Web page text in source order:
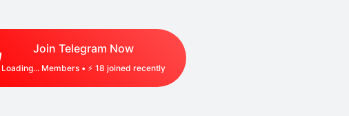
Join Telegram Now
Loading... Members • ⚡ 18 joined recently